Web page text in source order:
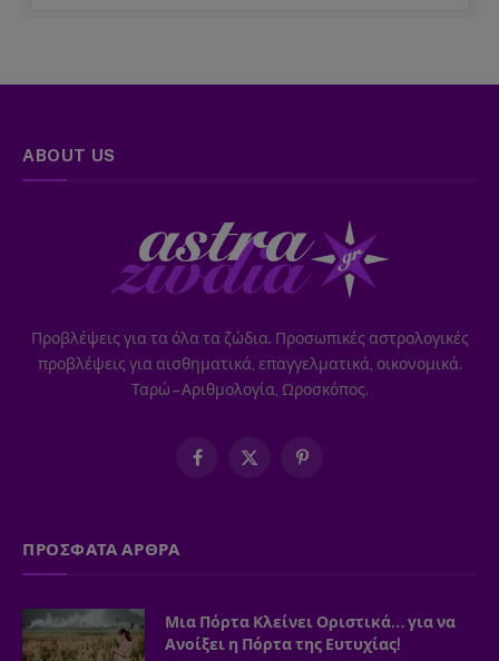
ABOUT US
Προβλέψεις για τα όλα τα ζώδια. Προσωπικές αστρολογικές
προβλέψεις για αισθηματικά, επαγγελματικά, οικονομικά.
Ταρώ – Αριθμολογία, Ωροσκόπος.
Facebook
X
Pinterest
ΠΡΟΣΦΑΤΑ ΑΡΘΡΑ
Μια Πόρτα Κλείνει Οριστικά… για να
Ανοίξει η Πόρτα της Ευτυχίας!